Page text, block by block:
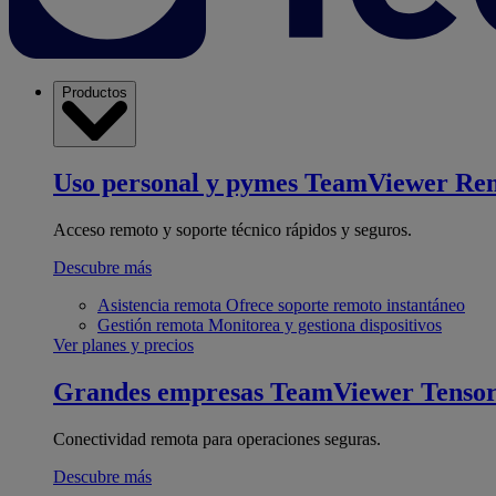
Productos
Uso personal y pymes TeamViewer
Acceso remoto y soporte técnico rápidos y seguros.
Descubre más
Asistencia remota Ofrece soporte remoto instantáneo
Gestión remota Monitorea y gestiona dispositivos
Ver planes y precios
Grandes empresas TeamViewer Tensor
Conectividad remota para operaciones seguras.
Descubre más